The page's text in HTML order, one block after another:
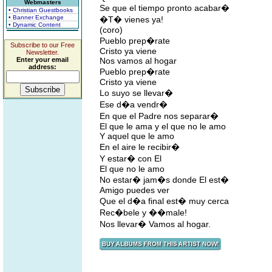
Webmasters
• Christian Guestbooks
• Banner Exchange
• Dynamic Content
Subscribe to our Free
Newsletter.
Enter your email
address:
Se que el tiempo pronto acabar�
�T� vienes ya!
(coro)
Pueblo prep�rate
Cristo ya viene
Nos vamos al hogar
Pueblo prep�rate
Cristo ya viene
Lo suyo se llevar�
Ese d�a vendr�
En que el Padre nos separar�
El que le ama y el que no le amo
Y aquel que le amo
En el aire le recibir�
Y estar� con El
El que no le amo
No estar� jam�s donde El est�
Amigo puedes ver
Que el d�a final est� muy cerca
Rec�bele y ��male!
Nos llevar� Vamos al hogar.